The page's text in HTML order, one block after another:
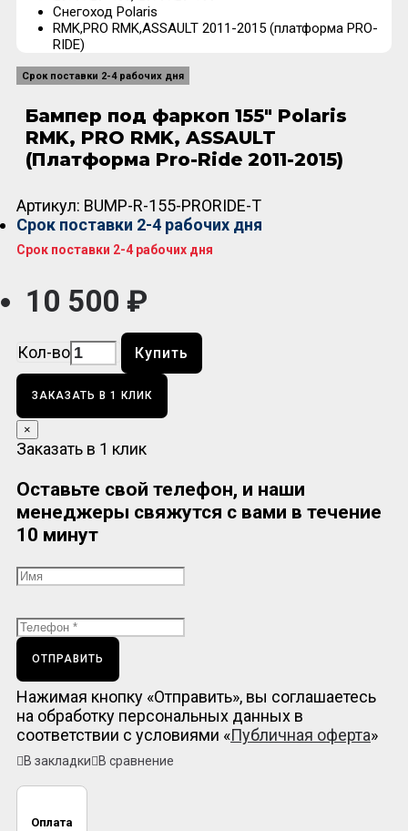
Снегоход Polaris
RMK,PRO RMK,ASSAULT 2011-2015 (платформа PRO-
RIDE)
Срок поставки 2-4 рабочих дня
Бампер под фаркоп 155" Polaris
RMK, PRO RMK, ASSAULT
(Платформа Pro-Ride 2011-2015)
Артикул: BUMP-R-155-PRORIDE-T
Срок поставки 2-4 рабочих дня
Срок поставки 2-4 рабочих дня
10 500 ₽
Кол-во Купить
ЗАКАЗАТЬ В 1 КЛИК
×
Заказать в 1 клик
Оставьте свой телефон, и наши
менеджеры свяжутся с вами в течение
10 минут
ОТПРАВИТЬ
Нажимая кнопку «Отправить», вы соглашаетесь
на обработку персональных данных в
соответствии с условиями «Публичная оферта»
В закладки В сравнение
Оплата